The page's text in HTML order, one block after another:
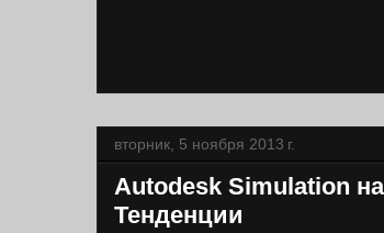
вторник, 5 ноября 2013 г.
Autodesk Simulation
Тенденции